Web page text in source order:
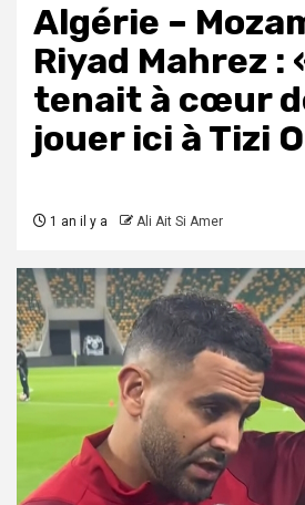
Algérie –
Riyad Mahrez :
tenait à cœur
jouer ici à Tizi
1 an il y a Ali Ait Si Amer